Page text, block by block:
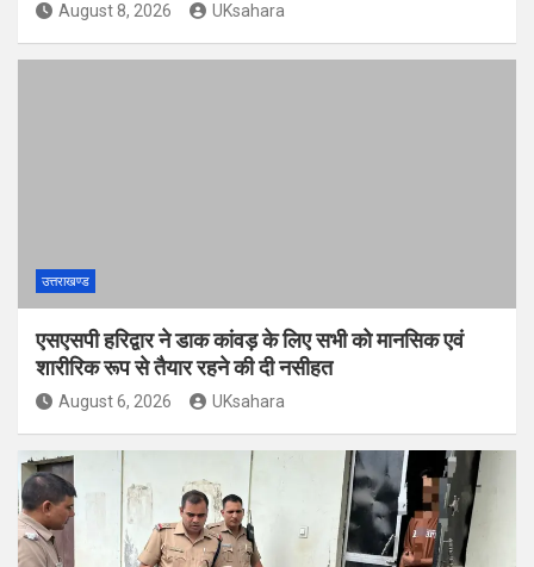
August 8, 2026 UKsahara
उत्तराखण्ड
एसएसपी हरिद्वार ने डाक कांवड़ के लिए सभी को मानसिक एवं
शारीरिक रूप से तैयार रहने की दी नसीहत
August 6, 2026 UKsahara